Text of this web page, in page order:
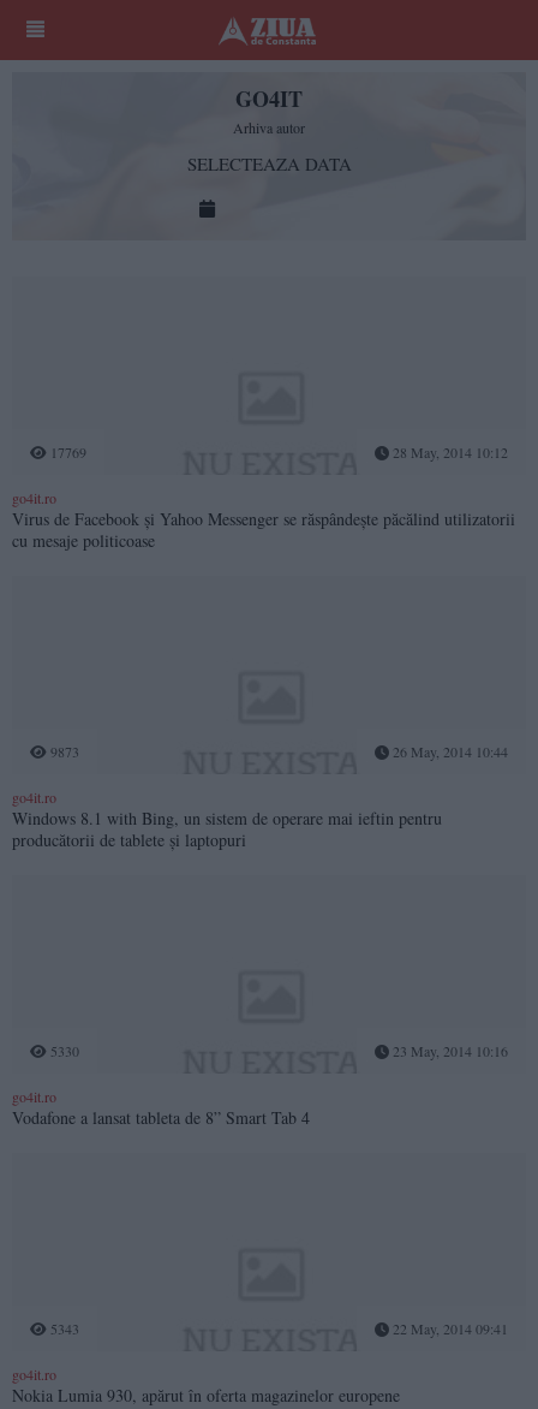
GO4IT
Arhiva autor
SELECTEAZA DATA
17769 28 May, 2014 10:12
go4it.ro
Virus de Facebook şi Yahoo Messenger se răspândeşte păcălind utilizatorii
cu mesaje politicoase
9873 26 May, 2014 10:44
go4it.ro
Windows 8.1 with Bing, un sistem de operare mai ieftin pentru
producătorii de tablete şi laptopuri
5330 23 May, 2014 10:16
go4it.ro
Vodafone a lansat tableta de 8” Smart Tab 4
5343 22 May, 2014 09:41
go4it.ro
Nokia Lumia 930, apărut în oferta magazinelor europene